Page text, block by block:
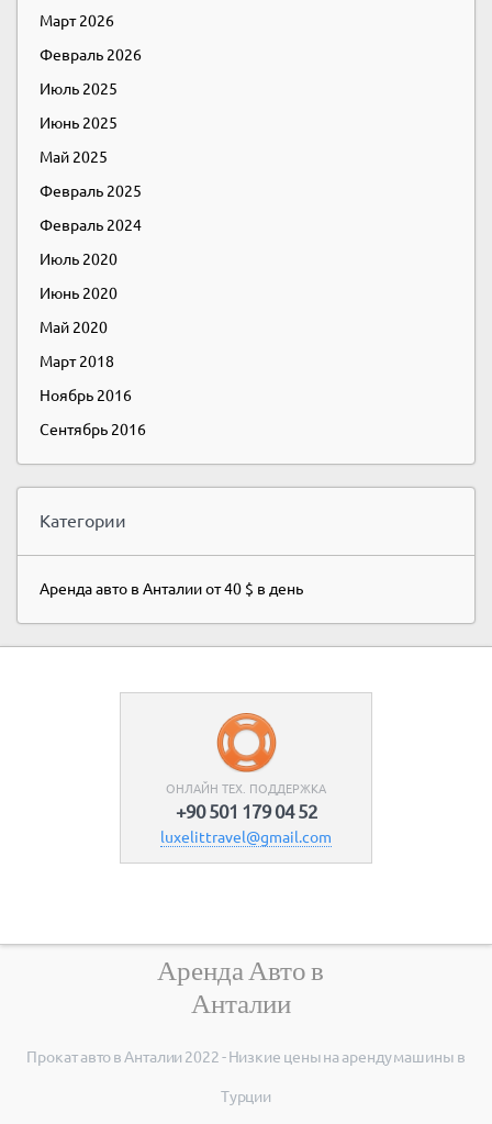
Март 2026
Февраль 2026
Июль 2025
Июнь 2025
Май 2025
Февраль 2025
Февраль 2024
Июль 2020
Июнь 2020
Май 2020
Март 2018
Ноябрь 2016
Сентябрь 2016
Категории
Аренда авто в Анталии от 40 $ в день
ОНЛАЙН ТЕХ. ПОДДЕРЖКА
+90 501 179 04 52
luxelittravel@gmail.com
Аренда Авто в
Анталии
Прокат авто в Анталии 2022 - Низкие цены на aренду машины в
Турции